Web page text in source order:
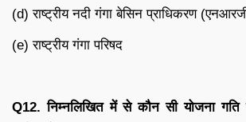
(d) राष्ट्रीय नदी गंगा बेसिन प्राधिकरण
(e) राष्ट्रीय गंगा परिषद
Q12.निम्नलिखित में से कौन सी योजना